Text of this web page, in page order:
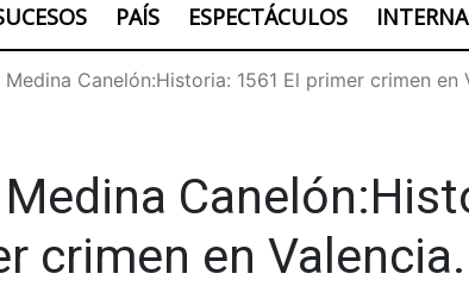
PAÍS ESPECTÁCULOS
Canelón:Historia: 1561 El primer crimen en
crimen en Valencia.